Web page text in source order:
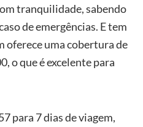
110.000 R$68,69
tranquilidade, sabendo
de emergências. E tem
oferece uma cobertura de
o que é excelente para
para 7 dias de viagem,